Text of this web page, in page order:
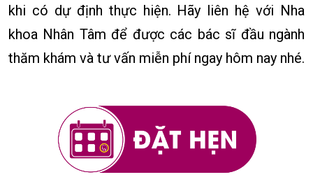
khi có dự định thực hiện. Hãy liên hệ với Nha
khoa Nhân Tâm để được các bác sĩ đầu ngành
thăm khám và tư vấn miễn phí ngay hôm nay nhé.